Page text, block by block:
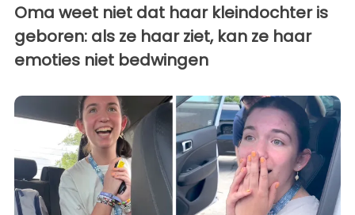
Oma weet niet dat haar kleindochter is
geboren: als ze haar ziet, kan ze haar
emoties niet bedwingen